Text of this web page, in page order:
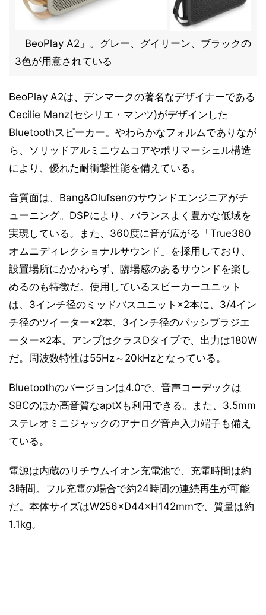
「BeoPlay A2」。グレー、グイリーン、ブラックの
3色が用意されている
BeoPlay A2は、デンマークの著名なデザイナーである
Cecilie Manz(セシリエ・マンツ)がデザインした
Bluetoothスピーカー。やわらかなフォルムでありなが
ら、ソリッドアルミニウムコアやポリマーシェル構造
により、優れた耐衝撃性能を備えている。
音質面は、Bang&Olufsenのサウンドエンジニアがチ
ューニング。DSPにより、バランスよく豊かな低域を
実現している。また、360度に音が広がる「True360
オムニディレクショナルサウンド」を採用しており、
設置場所にかかわらず、臨場感のあるサウンドを楽し
めるのも特徴だ。使用しているスピーカーユニット
は、3インチ径のミッドバスユニット×2本に、3/4イン
チ径のツイーター×2本、3インチ径のパッシブラジエ
ーター×2本。アンプはクラスDタイプで、出力は180W
だ。周波数特性は55Hz～20kHzとなっている。
Bluetoothのバージョンは4.0で、音声コーデックは
SBCのほか高音質なaptXも利用できる。また、3.5mm
ステレオミニジャックのアナログ音声入力端子も備え
ている。
電源は内蔵のリチウムイオン充電池で、充電時間は約
3時間。フル充電の場合で約24時間の連続再生が可能
だ。本体サイズはW256×D44×H142mmで、質量は約
1.1kg。